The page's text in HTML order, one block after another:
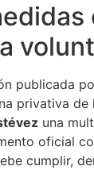
publicada
privativa de
una
oficial
cumplir,